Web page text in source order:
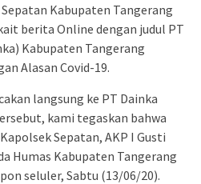
Kabupaten Tangerang
berita Online dengan judul PT
Kabupaten Tangerang
Alasan Covid-19.
langsung ke PT Dainka
kami tegaskan bahwa
Sepatan, AKP I Gusti
Humas Kabupaten Tangerang
seluler, Sabtu (13/06/20).